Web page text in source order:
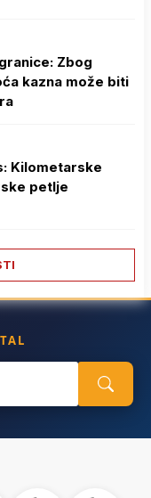
Zbog
kazna može biti
Kilometarske
petlje